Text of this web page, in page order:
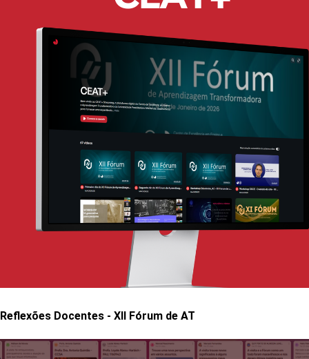
Reflexões Docentes - XII Fórum de AT